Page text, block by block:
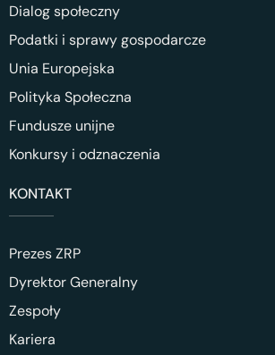
Dialog społeczny
Podatki i sprawy gospodarcze
Unia Europejska
Polityka Społeczna
Fundusze unijne
Konkursy i odznaczenia
KONTAKT
Prezes ZRP
Dyrektor Generalny
Zespoły
Kariera